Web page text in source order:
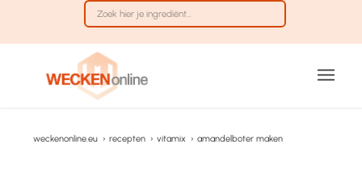
weckenonline.eu › recepten › vitamix › amandelboter maken